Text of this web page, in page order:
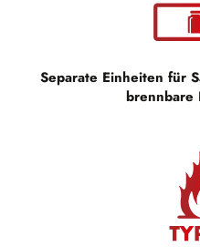
Separate Einheiten für
brennbare